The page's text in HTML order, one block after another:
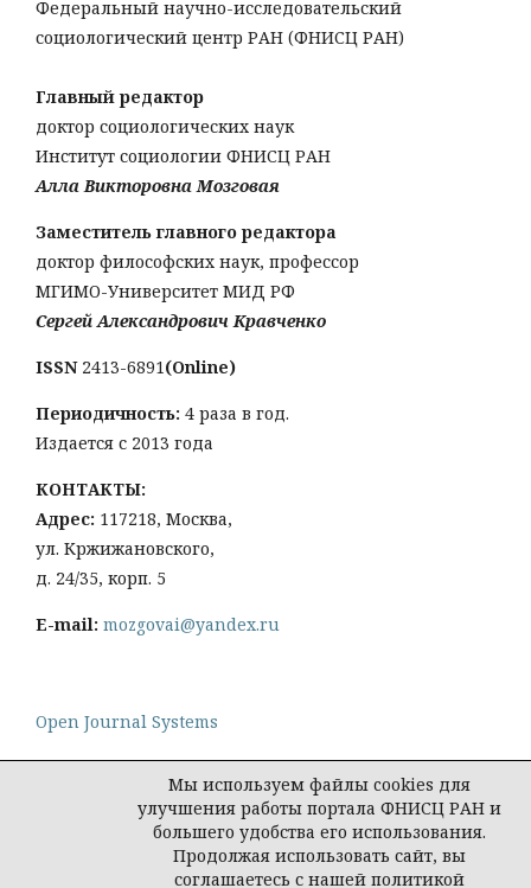
Федеральный научно-исследовательский
социологический центр РАН (ФНИСЦ РАН)
Главный редактор
доктор социологических наук
Институт социологии ФНИСЦ РАН
Алла Викторовна Мозговая
Заместитель главного редактора
доктор философских наук, профессор
МГИМО-Университет МИД РФ
Сергей Александрович Кравченко
ISSN 2413-6891(Online)
Периодичность: 4 раза в год.
Издается с 2013 года
КОНТАКТЫ:
Адрес: 117218, Москва,
ул. Кржижановского,
д. 24/35, корп. 5
E-mail: mozgovai@yandex.ru
Open Journal Systems
Политика конфиденциальности персональных
Мы используем файлы cookies для
улучшения работы портала ФНИСЦ РАН и
большего удобства его использования.
Продолжая использовать сайт, вы
соглашаетесь с нашей политикой